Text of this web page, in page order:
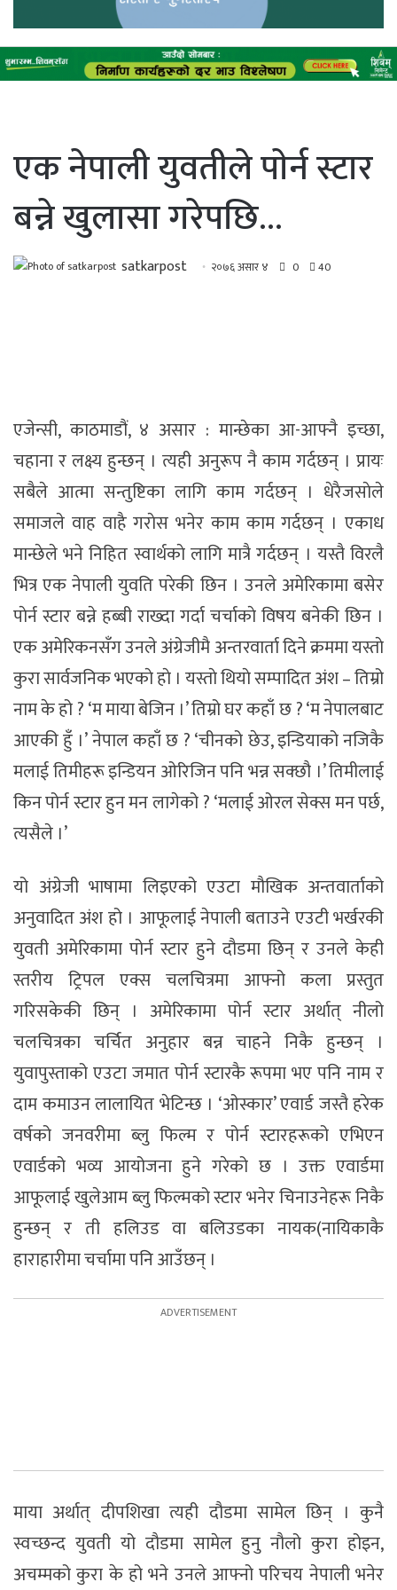
एक नेपाली युवतीले पाेर्न स्टार
बन्ने खुलासा गरेपछि…
satkarpost २०७६ असार ४ 0 40
एजेन्सी, काठमाडौं, ४ असार : मान्छेका आ-आफ्नै इच्छा,
चहाना र लक्ष्य हुन्छन् । त्यही अनुरूप नै काम गर्दछन् । प्रायः
सबैले आत्मा सन्तुष्टिका लागि काम गर्दछन् । धेरैजसाेले
समाजले वाह वाहै गराेस भनेर काम काम गर्दछन् । एकाध
मान्छेले भने निहित स्वार्थकाे लागि मात्रै गर्दछन् । यस्तै विरलै
भित्र एक नेपाली युवति परेकी छिन । उनले अमेरिकामा बसेर
पाेर्न स्टार बन्ने हब्बी राख्दा गर्दा चर्चाकाे विषय बनेकी छिन ।
एक अमेरिकनसँग उनले अंग्रेजीमै अन्तरवार्ता दिने क्रममा यस्ताे
कुरा सार्वजनिक भएकाे हाे । यस्ताे थियाे सम्पादित अंश – तिम्रो
नाम के हो ? ‘म माया बेजिन ।’ तिम्रो घर कहाँ छ ? ‘म नेपालबाट
आएकी हुँ ।’ नेपाल कहाँ छ ? ‘चीनको छेउ, इन्डियाको नजिकै
मलाई तिमीहरू इन्डियन ओरिजिन पनि भन्न सक्छौ ।’ तिमीलाई
किन पोर्न स्टार हुन मन लागेको ? ‘मलाई ओरल सेक्स मन पर्छ,
त्यसैले ।’
यो अंग्रेजी भाषामा लिइएको एउटा मौखिक अन्तवार्ताको
अनुवादित अंश हो । आफूलाई नेपाली बताउने एउटी भर्खरकी
युवती अमेरिकामा पोर्न स्टार हुने दौडमा छिन् र उनले केही
स्तरीय ट्रिपल एक्स चलचित्रमा आफ्नो कला प्रस्तुत
गरिसकेकी छिन् । अमेरिकामा पोर्न स्टार अर्थात् नीलो
चलचित्रका चर्चित अनुहार बन्न चाहने निकै हुन्छन् ।
युवापुस्ताको एउटा जमात पोर्न स्टारकै रूपमा भए पनि नाम र
दाम कमाउन लालायित भेटिन्छ । ‘ओस्कार’ एवार्ड जस्तै हरेक
वर्षको जनवरीमा ब्लु फिल्म र पोर्न स्टारहरूको एभिएन
एवार्डको भव्य आयोजना हुने गरेको छ । उक्त एवार्डमा
आफूलाई खुलेआम ब्लु फिल्मको स्टार भनेर चिनाउनेहरू निकै
हुन्छन् र ती हलिउड वा बलिउडका नायक(नायिकाकै
हाराहारीमा चर्चामा पनि आउँछन् ।
माया अर्थात् दीपशिखा त्यही दौडमा सामेल छिन् । कुनै
स्वच्छन्द युवती यो दौडमा सामेल हुनु नौलो कुरा होइन,
अचम्मको कुरा के हो भने उनले आफ्नो परिचय नेपाली भनेर